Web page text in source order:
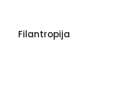
Filantropija